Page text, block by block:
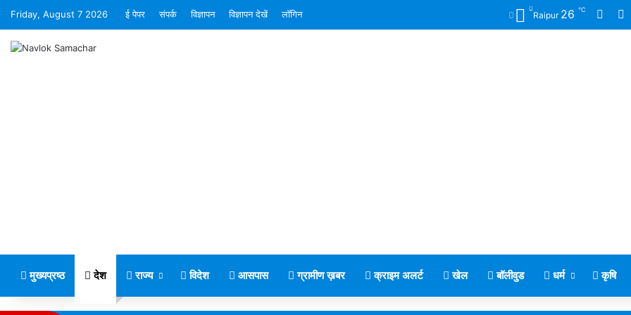
Friday, August 7 2026 ई पेपर संपर्क विज्ञापन विज्ञापन देखें लॉगिन Raipur 26 ℃
मुख्यप्रष्ठ देश राज्य विदेश आसपास ग्रामीण ख़बर क्राइम अलर्ट खेल बॉलीवुड धर्म कृषि